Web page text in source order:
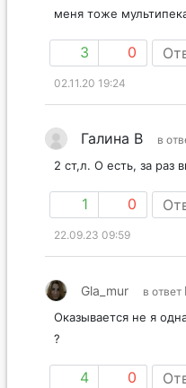
меня тоже
3 0
02.11.20 19:24
Галина В в
2 ст,л. О есть, за раз
1 0
22.09.23 09:59
Gla_mur в ответ
Оказывается не я
?
4 0